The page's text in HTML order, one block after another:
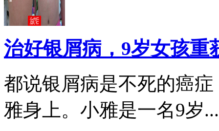
治好银屑病，9岁女孩重
都说银屑病是不死的癌
雅身上。小雅是一名9岁...